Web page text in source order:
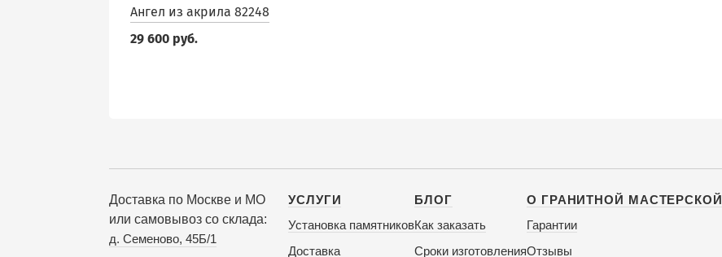
Ангел из акрила 82248
29 600 руб.
Доставка по Москве и МО
или самовывоз со склада:
д. Семеново, 45Б/1
УСЛУГИ
Установка памятников
Доставка
БЛОГ
Как заказать
Сроки изготовления
О ГРАНИТНОЙ МАСТЕРСКОЙ
Гарантии
Отзывы